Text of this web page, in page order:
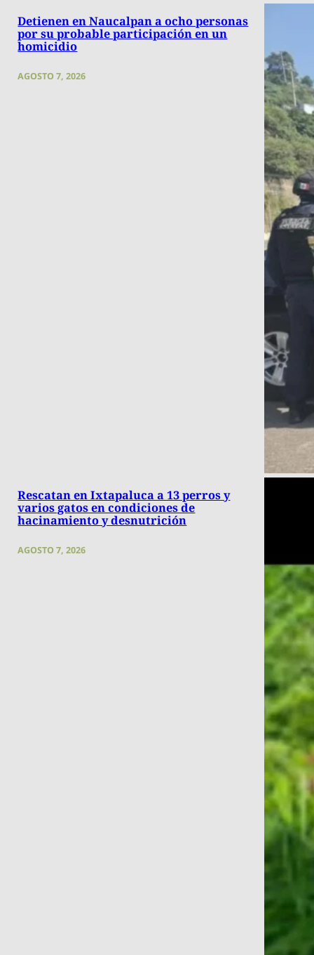
Detienen en Naucalpan a ocho personas
por su probable participación en un
homicidio
AGOSTO 7, 2026
Rescatan en Ixtapaluca a 13 perros y
varios gatos en condiciones de
hacinamiento y desnutrición
AGOSTO 7, 2026